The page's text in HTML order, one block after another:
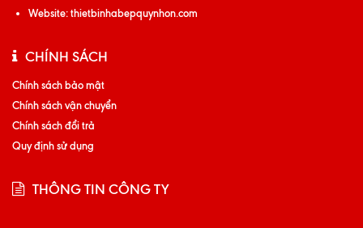
Website:thietbinhabepquynhon.com
CHÍNH SÁCH
Chính sách bảo mật
Chính sách vận chuyển
Chính sách đổi trả
Quy định sử dụng
THÔNG TIN CÔNG TY